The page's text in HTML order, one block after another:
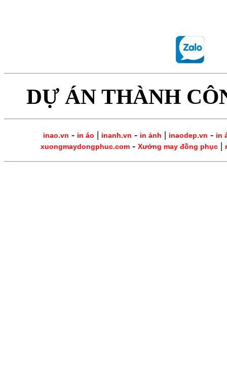
DỰ ÁN THÀNH
inao.vn - in áo | inanh.vn - in ảnh | inaodep.vn - in
xuongmaydongphuc.com- Xưởng may đồng phục|